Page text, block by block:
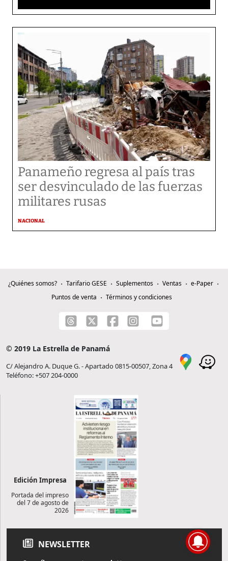
Panameño regresa al país tras
ser desvinculado de las fuerzas
militares rusas
NACIONAL
¿Quiénes somos? Tarifario GESE Suplementos Ventas
e-Paper
Puntos de venta
Términos y condiciones
© 2019 La Estrella de Panamá
C/ Alejandro A. Duque G. - Apartado 0815-00507, Zona 4
Teléfono: +507 204-0000
Edición Impresa
Portada del impreso
del 7 de agosto de
2026
NEWSLETTER